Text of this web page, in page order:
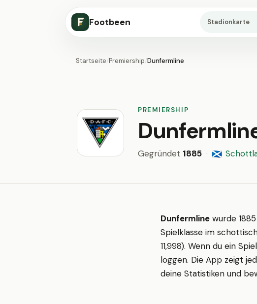
Footbeen Stadionkarte
Startseite/Premiership/Dunfermline
PREMIERSHIP
Gegründet 1885 · 🏴󠁧󠁢󠁳󠁣󠁴󠁿
Dunfermline wurde
Spielklasse im
11,998). Wenn du ein
loggen. Die App zeigt
deine Statistiken und